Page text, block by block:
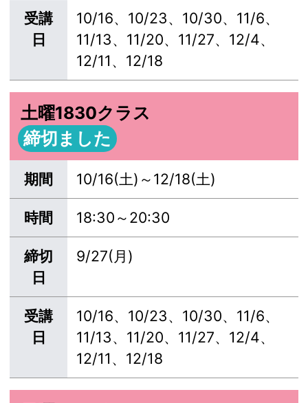
受講
日
10/16、10/23、10/30、11/6、
11/13、11/20、11/27、12/4、
12/11、12/18
土曜1830クラス
締切ました
期間 10/16(土)～12/18(土)
時間 18:30～20:30
締切
日
9/27(月)
受講
日
10/16、10/23、10/30、11/6、
11/13、11/20、11/27、12/4、
12/11、12/18